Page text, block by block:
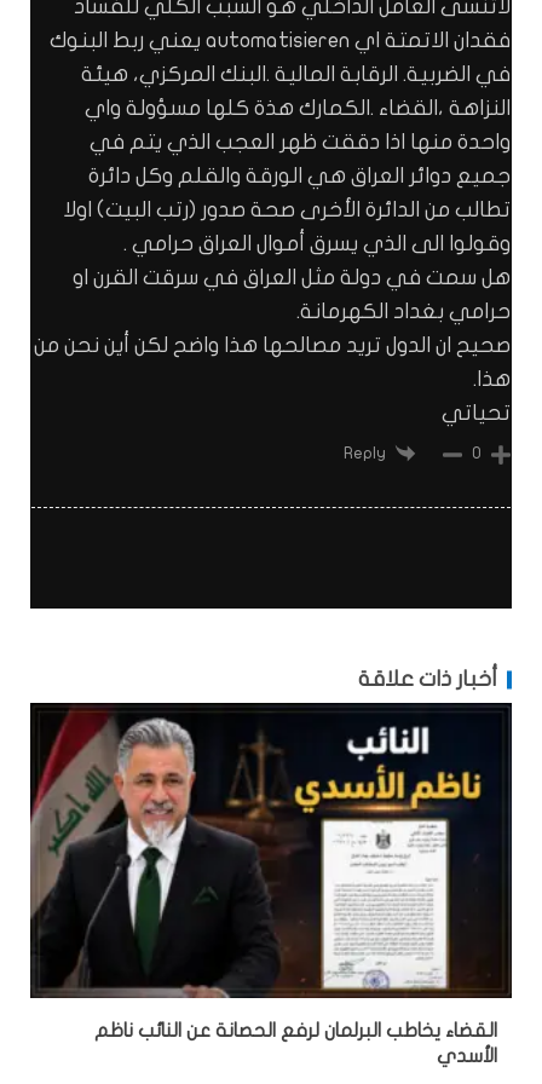
لاتنسى العامل الداخلي هو السبب الكلي للفساد
فقدان الاتمتة اي automatisieren يعني ربط البنوك
في الضربية. الرقابة المالية .البنك المركزي، هيئة
النزاهة ،القضاء .الكمارك هذة كلها مسؤولة واي
واحدة منها اذا دققت ظهر العجب الذي يتم في
جميع دوائر العراق هي الورقة والقلم وكل دائرة
تطالب من الدائرة الأخرى صحة صدور (رتب البيت) اولا
وقولوا الى الذي يسرق أموال العراق حرامي .
هل سمت في دولة مثل العراق في سرقت القرن او
حرامي بغداد الكهرمانة.
صحيح ان الدول تريد مصالحها هذا واضح لكن أين نحن من
هذا.
تحياتي
0
Reply
أخبار ذات علاقة
القضاء يخاطب البرلمان لرفع الحصانة عن النائب ناظم
الأسدي